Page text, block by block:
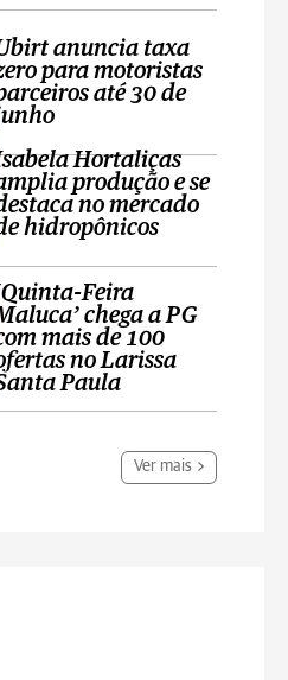
anuncia taxa
para motoristas
até 30 de
Hortaliças
produção e se
no mercado
hidropônicos
Feira
chega a PG
mais de 100
no Larissa
Paula
Ver mais